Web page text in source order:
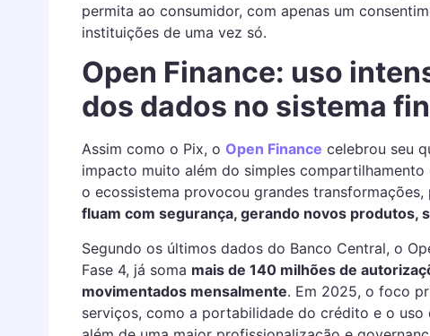
permita ao consumidor, com apenas um
instituições de uma vez só.
Open Finance: uso
dos dados no sistema
Assim como o Pix, o Open Finance celebrou seu
impacto muito além do simples compartilhamento
o ecossistema provocou grandes
fluam com segurança, gerando novos produtos,
Segundo os últimos dados do Banco Central, o
Fase 4, já soma mais de 140 milhões de
movimentados mensalmente. Em 2025, o foco
serviços, como a portabilidade do crédito e o